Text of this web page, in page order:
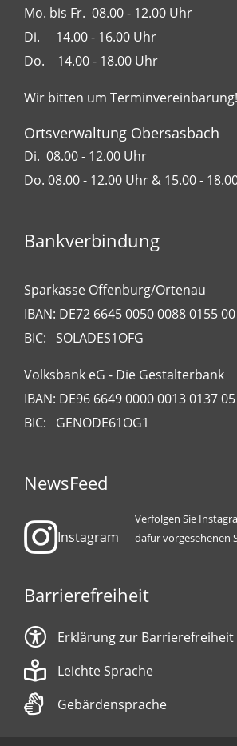
Mo. bis Fr. 08.00 - 12.00 Uhr
Di. 14.00 - 16.00 Uhr
Do. 14.00 - 18.00 Uhr
Wir bitten um Terminvereinbarung!
Ortsverwaltung Obersasbach
Di. 08.00 - 12.00 Uhr
Do. 08.00 - 12.00 Uhr & 15.00 -
Bankverbindung
Sparkasse Offenburg/Ortenau
IBAN: DE72 6645 0050 0088 0155 00
BIC: SOLADES1OFG
Volksbank eG - Die Gestalterbank
IBAN: DE96 6649 0000 0013 0137 05
BIC: GENODE61OG1
NewsFeed
Instagram
Verfolgen Sie
dafür vorgesehenen
Barrierefreiheit
Erklärung zur Barrierefreiheit
Leichte Sprache
Gebärdensprache